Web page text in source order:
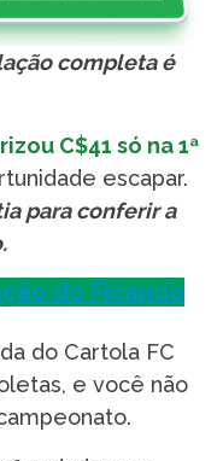
completa é
C$41 só na 1ª
escapar.
para conferir a
do Ficando
do Cartola FC
e você não